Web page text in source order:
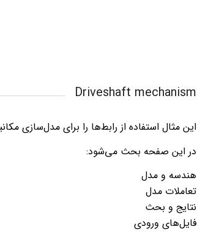
Driveshaft mechanism
این مثال استفاده از رابط‌ها را برای مدل‌سازی
در این صفحه بحث می‌شود:
هندسه و مدل
تعاملات مدل
نتایج و بحث
فایل‌های ورودی